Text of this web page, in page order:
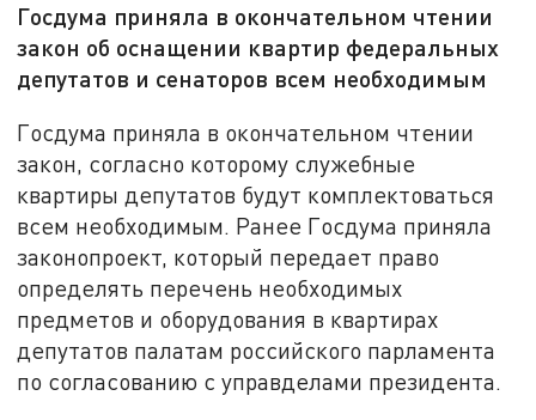
Госдума приняла в окончательном чтении
закон об оснащении квартир федеральных
депутатов и сенаторов всем необходимым
Госдума приняла в окончательном чтении
закон, согласно которому служебные
квартиры депутатов будут комплектоваться
всем необходимым. Ранее Госдума приняла
законопроект, который передает право
определять перечень необходимых
предметов и оборудования в квартирах
депутатов палатам российского парламента
по согласованию с управделами президента.